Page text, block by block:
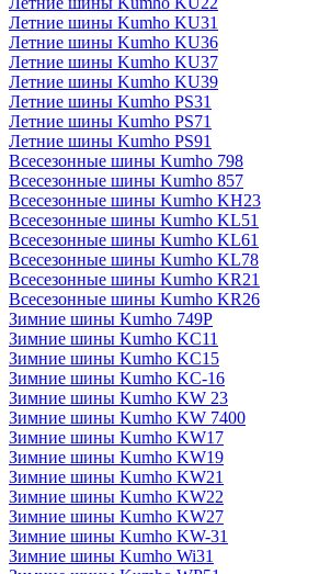
Летние шины Kumho KU31
Летние шины Kumho KU36
Летние шины Kumho KU37
Летние шины Kumho KU39
Летние шины Kumho PS31
Летние шины Kumho PS71
Летние шины Kumho PS91
Всесезонные шины Kumho 798
Всесезонные шины Kumho 857
Всесезонные шины Kumho KH23
Всесезонные шины Kumho KL51
Всесезонные шины Kumho KL61
Всесезонные шины Kumho KL78
Всесезонные шины Kumho KR21
Всесезонные шины Kumho KR26
Зимние шины Kumho 749P
Зимние шины Kumho KC11
Зимние шины Kumho KC15
Зимние шины Kumho KC-16
Зимние шины Kumho KW 23
Зимние шины Kumho KW 7400
Зимние шины Kumho KW17
Зимние шины Kumho KW19
Зимние шины Kumho KW21
Зимние шины Kumho KW22
Зимние шины Kumho KW27
Зимние шины Kumho KW-31
Зимние шины Kumho Wi31